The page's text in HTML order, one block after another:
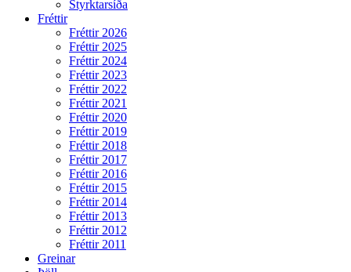
Styrktarsíða
Fréttir
Fréttir 2026
Fréttir 2025
Fréttir 2024
Fréttir 2023
Fréttir 2022
Fréttir 2021
Fréttir 2020
Fréttir 2019
Fréttir 2018
Fréttir 2017
Fréttir 2016
Fréttir 2015
Fréttir 2014
Fréttir 2013
Fréttir 2012
Fréttir 2011
Greinar